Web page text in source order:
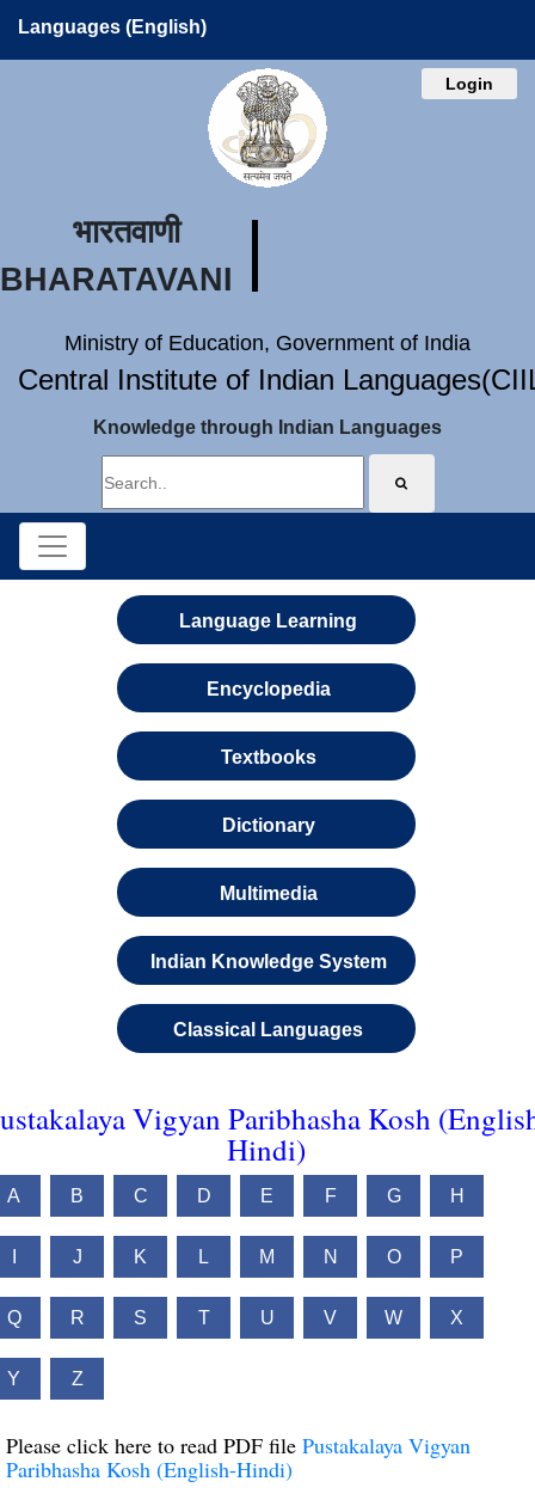
Languages (English)
Login
भारतवाणी
BHARATAVANI
Ministry of Education, Government of India
Central Institute of Indian
Knowledge through Indian Languages
Language Learning
Encyclopedia
Textbooks
Dictionary
Multimedia
Indian Knowledge System
Classical Languages
Vigyan Paribhasha Kosh
Hindi)
A B C D E F G H
J K L M N O P
Q R S T U V W X
Y Z
Please click here to read PDF file Pustakalaya Vigyan
Paribhasha Kosh (English-Hindi)